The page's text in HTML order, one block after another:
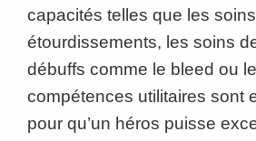
capacités telles que les
étourdissements, les soins
débuffs comme le bleed ou
compétences utilitaires sont
pour qu’un héros puisse